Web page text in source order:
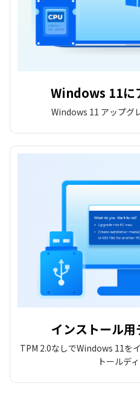
Windows 11に
Windows 11 アップグ
インストール
TPM 2.0なしでWindows 11を
トールデ